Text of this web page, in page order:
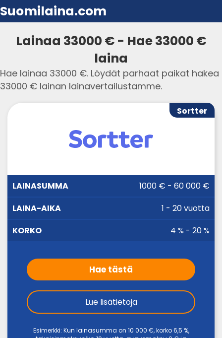
Suomilaina.com
Lainaa 33000 € - Hae 33000 €
laina
Hae lainaa 33000 €. Löydät parhaat paikat hakea
33000 € lainan lainavertailustamme.
Sortter
LAINASUMMA KORKO1000 € - 60 000 €
1 - 20 vuotta
4 % - 20 %
Hae tästä
Lue lisätietoja
Esimerkki: Kun lainasumma on 10 000 €, korko 6,5 %,